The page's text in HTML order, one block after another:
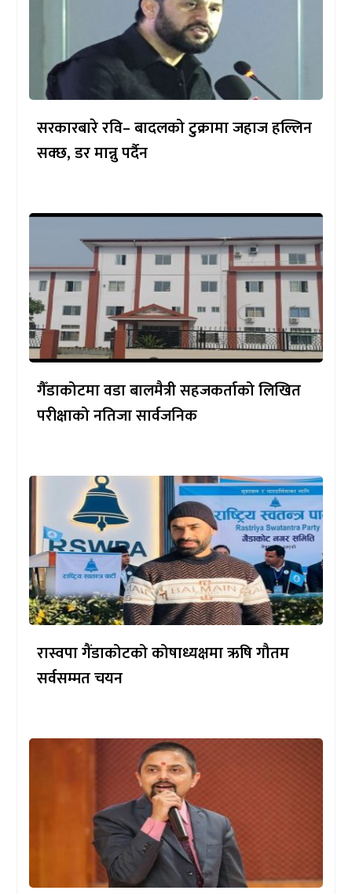
सरकारबारे रवि– बादलको टुक्रामा जहाज हल्लिन
सक्छ, डर मान्नु पर्दैन
गैँडाकोटमा वडा बालमैत्री सहजकर्ताको लिखित
परीक्षाको नतिजा सार्वजनिक
रास्वपा गैंडाकोटको कोषाध्यक्षमा ऋषि गौतम
सर्वसम्मत चयन